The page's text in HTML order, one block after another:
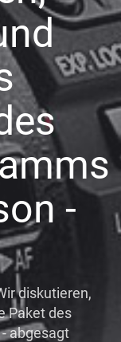
-
diskutieren,
Paket des
abgesagt